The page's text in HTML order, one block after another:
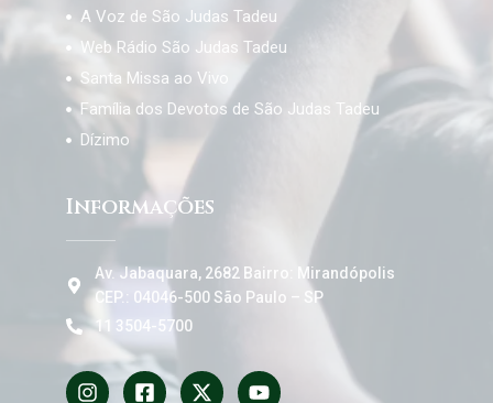
A Voz de São Judas Tadeu
Web Rádio São Judas Tadeu
Santa Missa ao Vivo
Família dos Devotos de São Judas Tadeu
Dízimo
Informações
Av. Jabaquara, 2682 Bairro: Mirandópolis
CEP.: 04046-500 São Paulo – SP
11 3504-5700